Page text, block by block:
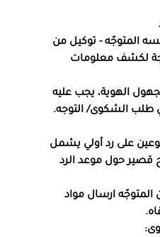
المتوجّه - توكيل من
لكشف معلومات
الهوية، يجب عليه
الشكوى/ التوجه.
على رد أولي يشمل
قصير حول موعد الرد
ارسال مواد